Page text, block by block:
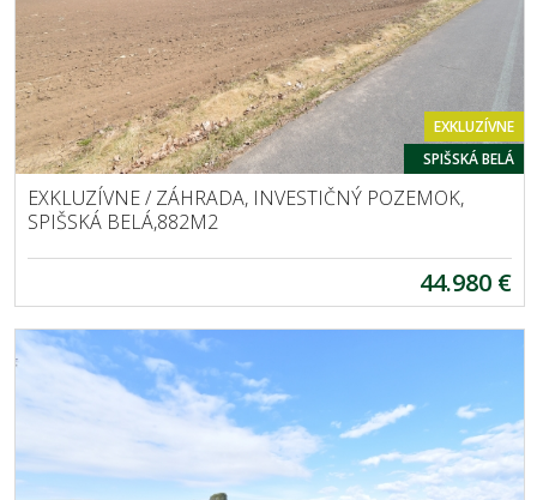
EXKLUZÍVNE
SPIŠSKÁ BELÁ
EXKLUZÍVNE / ZÁHRADA, INVESTIČNÝ POZEMOK,
SPIŠSKÁ BELÁ,882M2
44.980 €